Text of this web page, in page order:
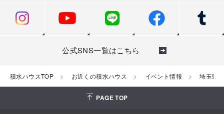
公式SNS一覧はこちら
積水ハウスTOP お近くの積水ハウス イベント情報 埼玉県
PAGE TOP